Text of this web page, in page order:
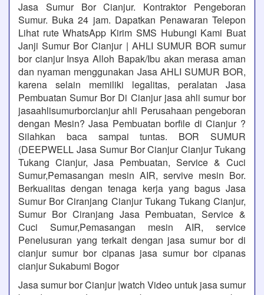
Jasa Sumur Bor Cianjur. Kontraktor Pengeboran
Sumur. Buka 24 jam. Dapatkan Penawaran Telepon
Lihat rute WhatsApp Kirim SMS Hubungi Kami Buat
Janji Sumur Bor Cianjur | AHLI SUMUR BOR sumur
bor cianjur Insya Alloh Bapak/Ibu akan merasa aman
dan nyaman menggunakan Jasa AHLI SUMUR BOR,
karena selain memiliki legalitas, peralatan Jasa
Pembuatan Sumur Bor Di Cianjur jasa ahli sumur bor
jasaahlisumurborcianjur ahli Perusahaan pengeboran
dengan Mesin? Jasa Pembuatan borfile di Cianjur ?
Silahkan baca sampai tuntas. BOR SUMUR
(DEEPWELL Jasa Sumur Bor Cianjur Cianjur Tukang
Tukang Cianjur, Jasa Pembuatan, Service & Cuci
Sumur,Pemasangan mesin AIR, servive mesin Bor.
Berkualitas dengan tenaga kerja yang bagus Jasa
Sumur Bor Ciranjang Cianjur Tukang Tukang Cianjur,
Sumur Bor Ciranjang Jasa Pembuatan, Service &
Cuci Sumur,Pemasangan mesin AIR, service
Penelusuran yang terkait dengan jasa sumur bor di
cianjur sumur bor cipanas jasa sumur bor cipanas
cianjur Sukabumi Bogor
Jasa sumur bor Cianjur |watch Video untuk jasa sumur